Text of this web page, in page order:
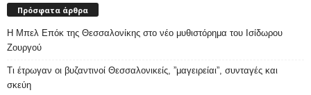
Πρόσφατα άρθρα
Η Μπελ Επόκ της Θεσσαλονίκης στο νέο μυθιστόρημα του Ισίδωρου
Ζουργού
Τι έτρωγαν οι βυζαντινοί Θεσσαλονικείς, ”μαγειρείαι”, συνταγές και
σκεύη